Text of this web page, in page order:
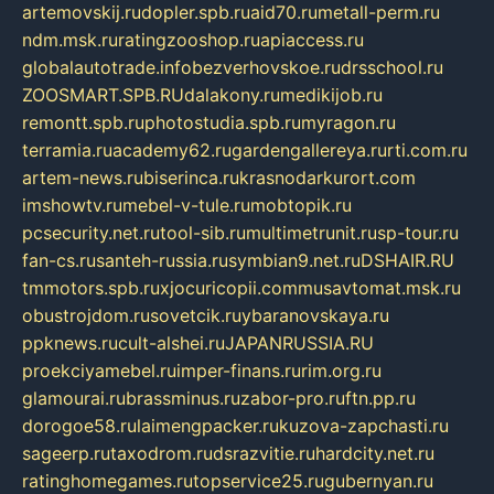
artemovskij.rudopler.spb.ruaid70.rumetall-perm.ru
ndm.msk.ruratingzooshop.ruapiaccess.ru
globalautotrade.infobezverhovskoe.rudrsschool.ru
ZOOSMART.SPB.RUdalakony.rumedikijob.ru
remontt.spb.ruphotostudia.spb.rumyragon.ru
terramia.ruacademy62.rugardengallereya.rurti.com.ru
artem-news.rubiserinca.rukrasnodarkurort.com
imshowtv.rumebel-v-tule.rumobtopik.ru
pcsecurity.net.rutool-sib.rumultimetrunit.rusp-tour.ru
fan-cs.rusanteh-russia.rusymbian9.net.ruDSHAIR.RU
tmmotors.spb.ruxjocuricopii.commusavtomat.msk.ru
obustrojdom.rusovetcik.ruybaranovskaya.ru
ppknews.rucult-alshei.ruJAPANRUSSIA.RU
proekciyamebel.ruimper-finans.rurim.org.ru
glamourai.rubrassminus.ruzabor-pro.ruftn.pp.ru
dorogoe58.rulaimengpacker.rukuzova-zapchasti.ru
sageerp.rutaxodrom.rudsrazvitie.ruhardcity.net.ru
ratinghomegames.rutopservice25.rugubernyan.ru